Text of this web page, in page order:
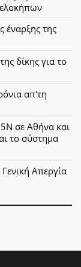
έναρξης της
δίκης για το
απ'τη
σε Αθήνα και
το σύστημα
Απεργία